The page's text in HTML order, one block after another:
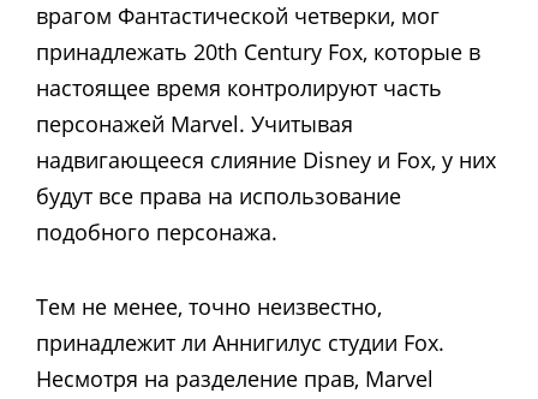
врагом Фантастической четверки, мог
принадлежать 20th Century Fox, которые в
настоящее время контролируют часть
персонажей Marvel. Учитывая
надвигающееся слияние Disney и Fox, у них
будут все права на использование
подобного персонажа.
Тем не менее, точно неизвестно,
принадлежит ли Аннигилус студии Fox.
Несмотря на разделение прав, Marvel